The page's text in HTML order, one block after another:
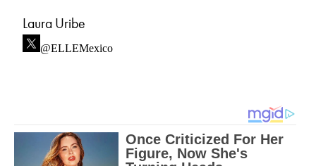
Laura Uribe
@ELLEMexico